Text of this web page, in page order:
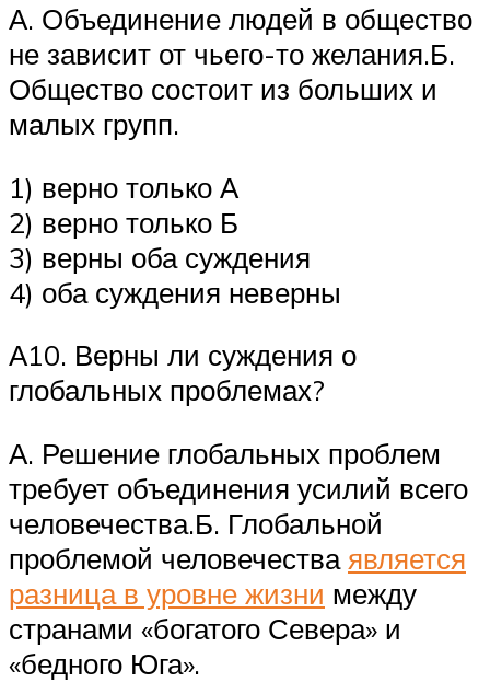
А. Объединение людей в общество
не зависит от чьего-то желания.Б.
Общество состоит из больших и
малых групп.
1) верно только А
2) верно только Б
3) верны оба суждения
4) оба суждения неверны
А10. Верны ли суждения о
глобальных проблемах?
А. Решение глобальных проблем
требует объединения усилий всего
человечества.Б. Глобальной
проблемой человечества является
разница в уровне жизни между
странами «богатого Севера» и
«бедного Юга».